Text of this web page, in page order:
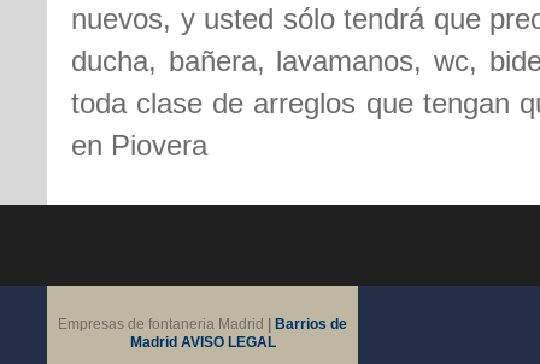
nuevos, y usted sólo tendrá que
ducha, bañera, lavamanos, wc,
toda clase de arreglos que tengan
en Piovera
Empresas de fontaneria Madrid
Barrios de
Madrid AVISO LEGAL